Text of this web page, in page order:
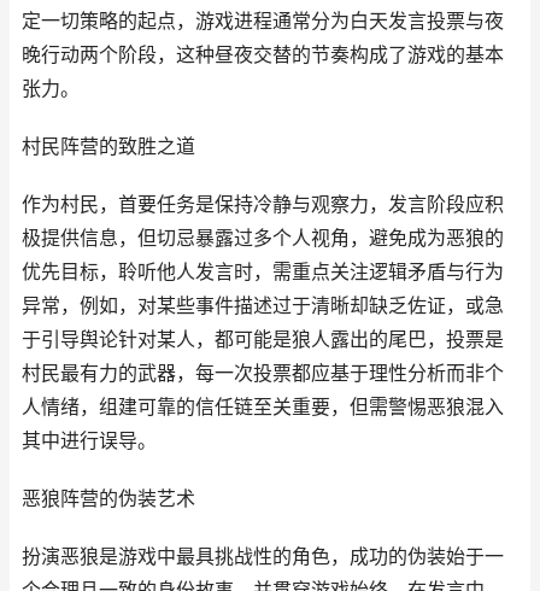
定一切策略的起点，游戏进程通常分为白天发言投票与夜
晚行动两个阶段，这种昼夜交替的节奏构成了游戏的基本
张力。
村民阵营的致胜之道
作为村民，首要任务是保持冷静与观察力，发言阶段应积
极提供信息，但切忌暴露过多个人视角，避免成为恶狼的
优先目标，聆听他人发言时，需重点关注逻辑矛盾与行为
异常，例如，对某些事件描述过于清晰却缺乏佐证，或急
于引导舆论针对某人，都可能是狼人露出的尾巴，投票是
村民最有力的武器，每一次投票都应基于理性分析而非个
人情绪，组建可靠的信任链至关重要，但需警惕恶狼混入
其中进行误导。
恶狼阵营的伪装艺术
扮演恶狼是游戏中最具挑战性的角色，成功的伪装始于一